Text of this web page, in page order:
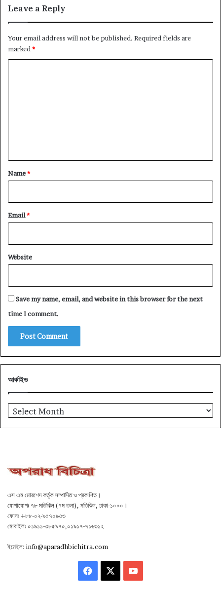
Leave a Reply
Your email address will not be published. Required fields are
marked *
*
Name*
Email*
Website
Save my name, email, and website in this browser for the next
time I comment.
আর্কাইভ
আর্কাইভ
এস এম মোরশেদ কর্তৃক সম্পাদিত ও প্রকাশিত।
যোগাযোগঃ ৭৮ মতিঝিল (৭ম তলা), মতিঝিল, ঢাকা-১০০০।
ফোনঃ +৮৮-০২-৯৫৭০৯৩৩
মোবাইলঃ ০১৯১১-৩৮৫৯৭০,০১৯১৭-৭১৬৩১২
ইমেইল:info@aparadhbichitra.com
Facebook YouTube